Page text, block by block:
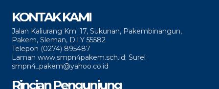
KONTAK KAMI
Jalan Kaliurang Km. 17, Sukunan, Pakembinangun,
Pakem, Sleman, D.I.Y 55582
Telepon (0274) 895487
Laman www.smpn4pakem.sch.id; Surel
smpn4_pakem@yahoo.co.id
Rincian Pengunjung